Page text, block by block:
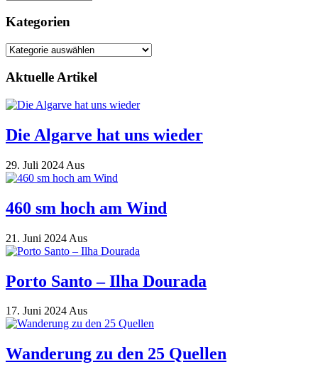
Kategorien
Kategorien
Aktuelle Artikel
Die Algarve hat uns wieder
29. Juli 2024 Aus
460 sm hoch am Wind
21. Juni 2024 Aus
Porto Santo – Ilha Dourada
17. Juni 2024Aus
Wanderung zu den 25 Quellen